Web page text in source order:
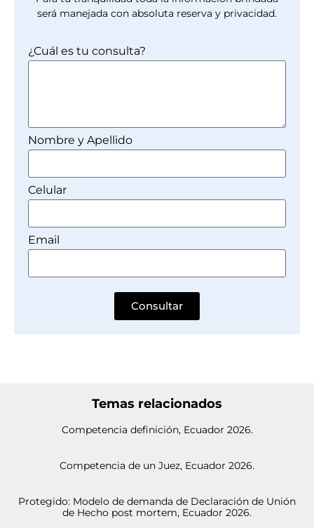
será manejada con absoluta reserva y privacidad.
¿Cuál es tu consulta?
Nombre y Apellido
Celular
Email
Consultar
Temas relacionados
Competencia definición, Ecuador 2026.
Competencia de un Juez, Ecuador 2026.
Protegido: Modelo de demanda de Declaración de Unión
de Hecho post mortem, Ecuador 2026.